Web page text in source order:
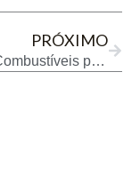
PRÓXIMO
SADA Combustíveis projeta alta de 20% em 2026